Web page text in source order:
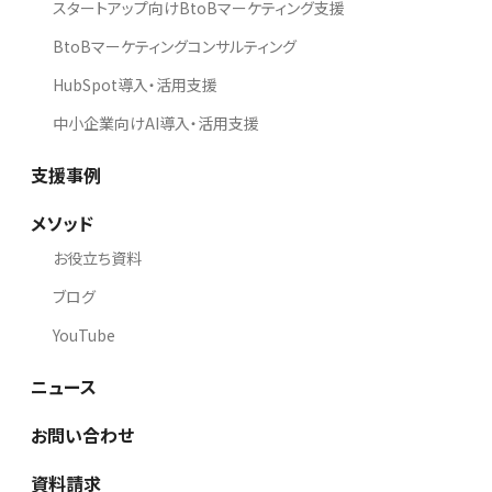
スタートアップ向けBtoBマーケティング支援
BtoBマーケティングコンサルティング
HubSpot導入・活用支援
中小企業向けAI導入・活用支援
支援事例
メソッド
お役立ち資料
ブログ
YouTube
ニュース
お問い合わせ
資料請求